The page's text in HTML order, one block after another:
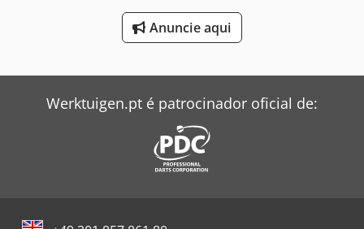
Windmöller & Hölscher Máquinas De Sacos
Anuncie aqui
Werktuigen.pt é patrocinador oficial de: